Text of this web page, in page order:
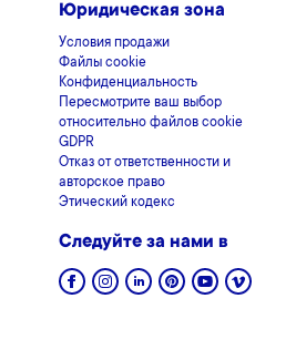
Юридическая зона
Условия продажи
Файлы cookie
Конфиденциальность
Пересмотрите ваш выбор
относительно файлов cookie
GDPR
Отказ от ответственности и
авторское право
Этический кодекс
Следуйте за нами в